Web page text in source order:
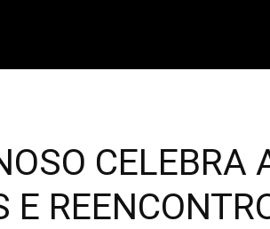
CELEBRA
E